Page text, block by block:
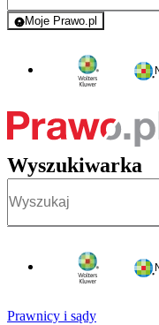
Moje Prawo.pl
- rejestracja i
Wyszukiwarka
Prawnicy i sądy